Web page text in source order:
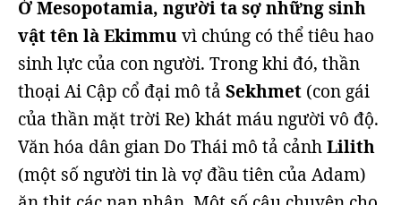
Ở Mesopotamia, người ta sợ những sinh
vật tên là Ekimmuvì chúng có thể tiêu hao
sinh lực của con người. Trong khi đó, thần
thoại Ai Cập cổ đại mô tả Sekhmet (con gái
của thần mặt trời Re) khát máu người vô độ.
Văn hóa dân gian Do Thái mô tả cảnhLilith
(một số người tin là vợ đầu tiên của Adam)